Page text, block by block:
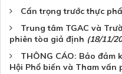
Cẩn trọng trước thực
Trung tâm TGAC và
phiên tòa giả định (18/11/
THÔNG CÁO: Bảo đảm
Hội Phổ biến và Tham vấn